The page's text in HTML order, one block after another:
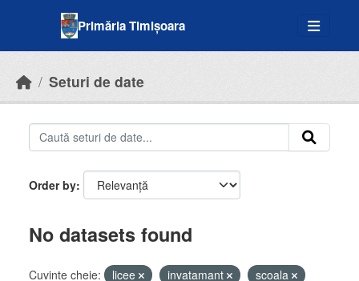
Primăria Timișoara
Seturi de date
Order by
No datasets found
Cuvinte cheie: licee invatamant
scoala